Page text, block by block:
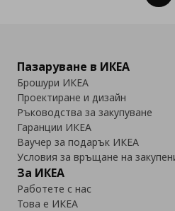
Пазаруване в ИКЕА
Брошури ИКЕА
Проектиране и дизайн
Ръководства за закупуване
Гаранции ИКЕА
Ваучер за подарък ИКЕА
Условия за връщане на
За ИКЕА
Работете с нас
Това е ИКЕА